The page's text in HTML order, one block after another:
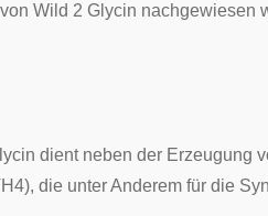
Wild 2 Glycin nachgewiesen
dient neben der Erzeugung
die unter Anderem für die